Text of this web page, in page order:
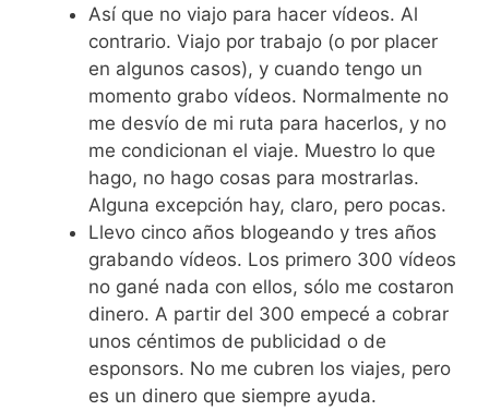
Así que no viajo para hacer vídeos. Al
contrario. Viajo por trabajo (o por placer
en algunos casos), y cuando tengo un
momento grabo vídeos. Normalmente no
me desvío de mi ruta para hacerlos, y no
me condicionan el viaje. Muestro lo que
hago, no hago cosas para mostrarlas.
Alguna excepción hay, claro, pero pocas.
Llevo cinco años blogeando y tres años
grabando vídeos. Los primero 300 vídeos
no gané nada con ellos, sólo me costaron
dinero. A partir del 300 empecé a cobrar
unos céntimos de publicidad o de
esponsors. No me cubren los viajes, pero
es un dinero que siempre ayuda.